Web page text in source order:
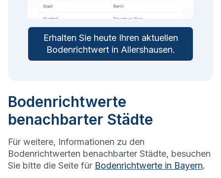
Erhalten Sie heute Ihren aktuellen
Bodenrichtwert in Allershausen.
Bodenrichtwerte
benachbarter Städte
Für weitere, Informationen zu den
Bodenrichtwerten benachbarter Städte, besuchen
Sie bitte die Seite für Bodenrichtwerte in Bayern.